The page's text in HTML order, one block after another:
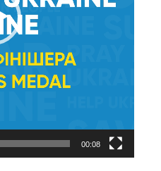
00:08